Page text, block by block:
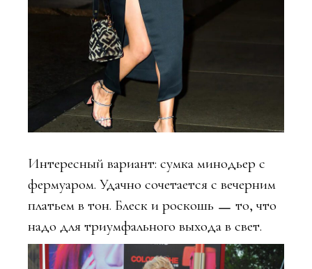
Интересный вариант: сумка минодьер с
фермуаром. Удачно сочетается с вечерним
платьем в тон. Блеск и роскошь ㅡ то, что
надо для триумфального выхода в свет.